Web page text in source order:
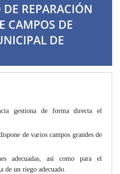
REPARACIÓN
CAMPOS DE
DE
gestiona de forma directa el
de varios campos grandes de
adecuadas, así como para el
de un riego adecuado.